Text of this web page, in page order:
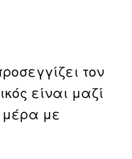
τον
είναι μαζί
μέρα με